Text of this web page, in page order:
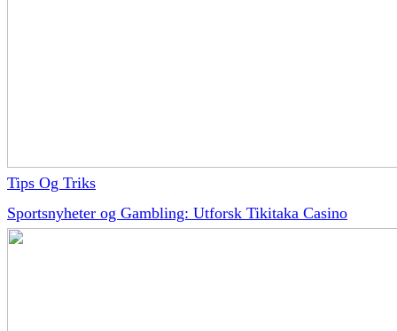
Tips Og Triks
Sportsnyheter og Gambling: Utforsk Tikitaka Casino